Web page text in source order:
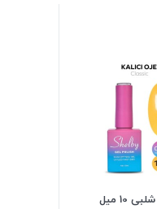
10 میل